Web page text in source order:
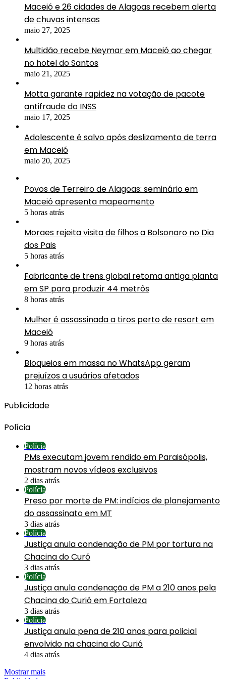
Maceió e 26 cidades de Alagoas recebem alerta
de chuvas intensas
maio 27, 2025
Multidão recebe Neymar em Maceió ao chegar
no hotel do Santos
maio 21, 2025
Motta garante rapidez na votação de pacote
antifraude do INSS
maio 17, 2025
Adolescente é salvo após deslizamento de terra
em Maceió
maio 20, 2025
Povos de Terreiro de Alagoas: seminário em
Maceió apresenta mapeamento
5 horas atrás
Moraes rejeita visita de filhos a Bolsonaro no Dia
dos Pais
5 horas atrás
Fabricante de trens global retoma antiga planta
em SP para produzir 44 metrôs
8 horas atrás
Mulher é assassinada a tiros perto de resort em
Maceió
9 horas atrás
Bloqueios em massa no WhatsApp geram
prejuízos a usuários afetados
12 horas atrás
Publicidade
Polícia
Polícia
PMs executam jovem rendido em Paraisópolis,
mostram novos vídeos exclusivos
2 dias atrás
Polícia
Preso por morte de PM: indícios de planejamento
do assassinato em MT
3 dias atrás
Polícia
Justiça anula condenação de PM por tortura na
Chacina do Curó
3 dias atrás
Polícia
Justiça anula condenação de PM a 210 anos pela
Chacina do Curió em Fortaleza
3 dias atrás
Polícia
Justiça anula pena de 210 anos para policial
envolvido na chacina do Curió
4 dias atrás
Mostrar mais